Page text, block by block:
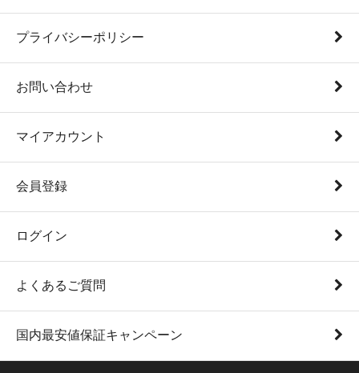
プライバシーポリシー
お問い合わせ
マイアカウント
会員登録
ログイン
よくあるご質問
国内最安値保証キャンペーン